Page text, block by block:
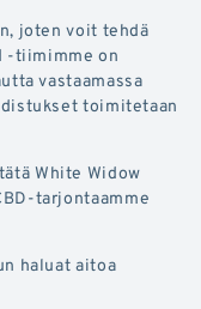
joten voit tehdä
-tiimimme on
vastaamassa
toimitetaan
White Widow
tarjontaamme
haluat aitoa